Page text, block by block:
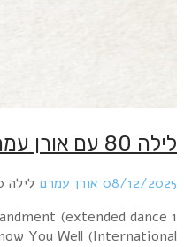
Mode – See
– Pop Goes My